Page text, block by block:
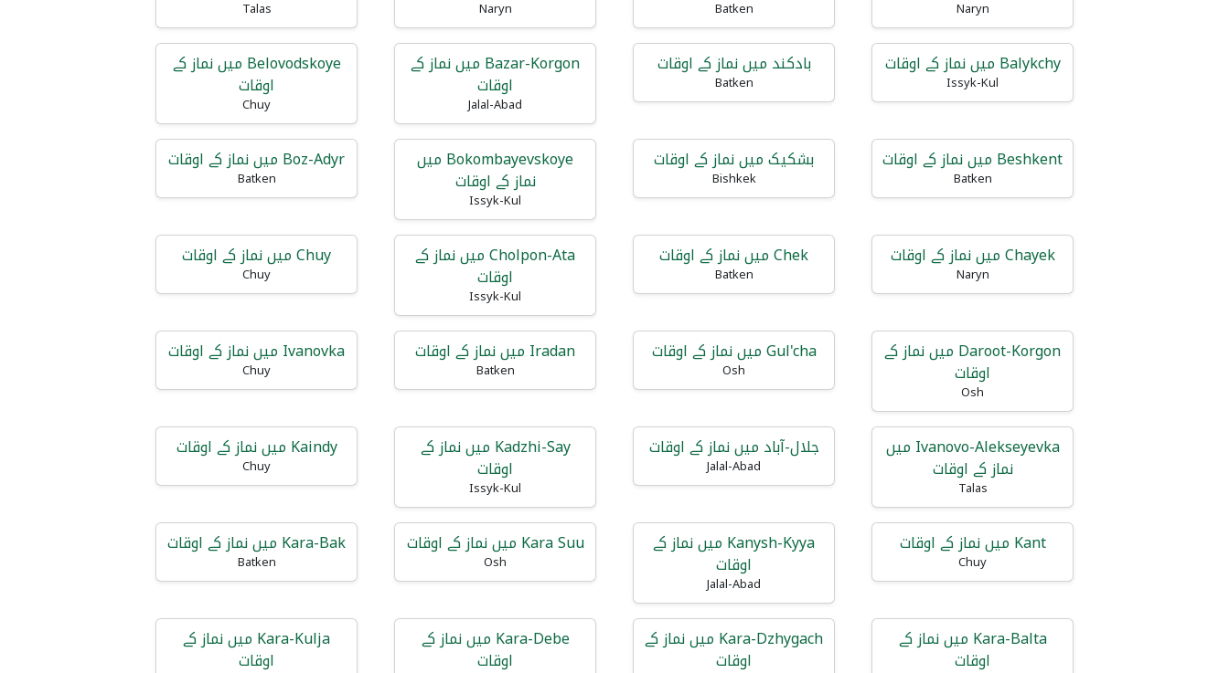
Naryn
Batken
Naryn
Talas
Balykchy میں نماز کے اوقات
Issyk-Kul
بادکند میں نماز کے اوقات
Batken
Bazar-Korgon میں نماز کے
اوقات
Jalal-Abad
Belovodskoye میں نماز کے
اوقات
Chuy
Beshkent میں نماز کے اوقات
Batken
بشکیک میں نماز کے اوقات
Bishkek
Bokombayevskoye میں
نماز کے اوقات
Issyk-Kul
Boz-Adyr میں نماز کے اوقات
Batken
Chayek میں نماز کے اوقات
Naryn
Chek میں نماز کے اوقات
Batken
Cholpon-Ata میں نماز کے
اوقات
Issyk-Kul
Chuy میں نماز کے اوقات
Chuy
Daroot-Korgon میں نماز کے
اوقات
Osh
Gul'cha میں نماز کے اوقات
Osh
Iradan میں نماز کے اوقات
Batken
Ivanovka میں نماز کے اوقات
Chuy
Ivanovo-Alekseyevka میں
نماز کے اوقات
Talas
جلال-آباد میں نماز کے اوقات
Jalal-Abad
Kadzhi-Say میں نماز کے
اوقات
Issyk-Kul
Kaindy میں نماز کے اوقات
Chuy
Kant میں نماز کے اوقات
Chuy
Kanysh-Kyya میں نماز کے
اوقات
Jalal-Abad
Kara Suu میں نماز کے اوقات
Osh
Kara-Bak میں نماز کے اوقات
Batken
Kara-Balta میں نماز کے
اوقات
Kara-Dzhygach میں نماز کے
اوقات
Kara-Debe میں نماز کے
اوقات
Kara-Kulja میں نماز کے
اوقات